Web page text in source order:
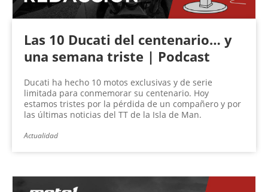
Las 10 Ducati del centenario… y
una semana triste | Podcast
Ducati ha hecho 10 motos exclusivas y de serie
limitada para conmemorar su centenario. Hoy
estamos tristes por la pérdida de un compañero y por
las últimas noticias del TT de la Isla de Man.
Actualidad